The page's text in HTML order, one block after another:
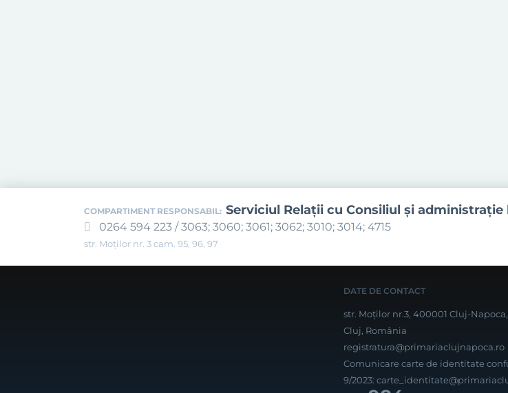
COMPARTIMENT RESPONSABIL: Serviciul Relaţii cu Consiliul şi administraţie
0264 594 223 / 3063; 3060; 3061; 3062; 3010; 3014; 4715
str. Moților nr. 3 cam. 95, 96, 97
DATE DE CONTACT
str. Moților nr.3, 400001 Cluj-Napoca,
Cluj, România
registratura@primariaclujnapoca.ro
Comunicare carte de identitate
9/2023: